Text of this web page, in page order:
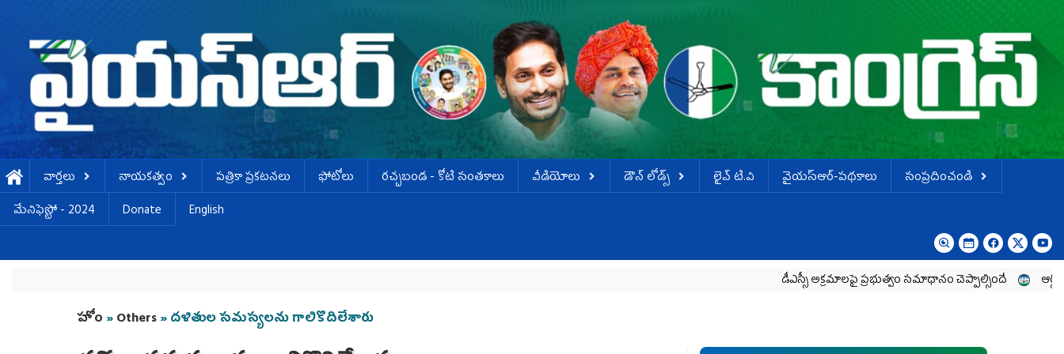
వార్తలు నాయకత్వం పత్రికా ప్రకటనలు ఫోటోలు ర‌చ్చ‌బండ‌ - కోటి సంత‌కాలు వీడియోలు డౌన్ లోడ్స్ లైవ్ టి.వి వైయస్ఆర్-పథకాలు
సంప్రదించండి
మేనిఫెస్టో - 2024
Donate English
డీఎస్సీ అక్రమాలపై ప్రభుత్వం సమాధానం చెప్పాల్సిందే ఆర్థిక
You are here
హోం »Others» దళితుల సమస్యలను గాలికొదిలేశారు